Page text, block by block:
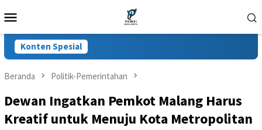
ke
Mobile
Konten Spesial
Beranda Politik-Pemerintahan
Dewan Ingatkan Pemkot Malang Harus
Kreatif untuk Menuju Kota Metropolitan